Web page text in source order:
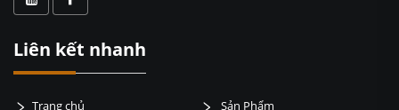
Liên kết nhanh
Trang chủ Sản Phẩm